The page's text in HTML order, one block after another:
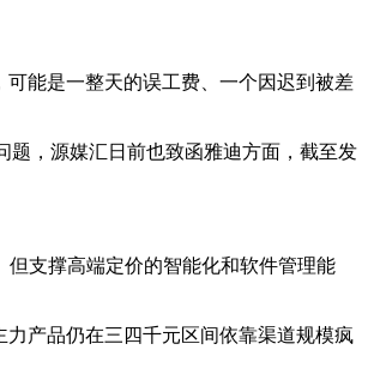
能是一整天的误工费、一个因迟到被差
题，源媒汇日前也致函雅迪方面，截至发
但支撑高端定价的智能化和软件管理能
力产品仍在三四千元区间依靠渠道规模疯